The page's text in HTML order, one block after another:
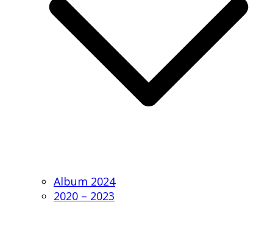
Album 2024
2020 – 2023